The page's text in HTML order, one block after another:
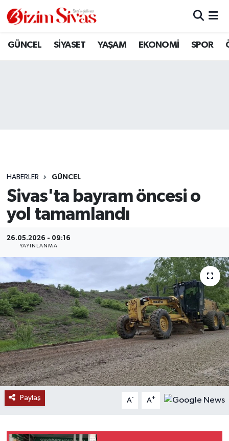
GÜNCEL SİYASET YAŞAM EKONOMİ SPOR
HABERLER GÜNCEL
Sivas'ta bayram öncesi o
yol tamamlandı
26.05.2026 - 09:16
YAYINLANMA
Paylaş A- A+
ARAMIZDAN AYRILANLAR
GÜNCEL
KÜLTÜR
MAGAZİN
ÖZEL HABER
RESMİ İLANLAR
SAĞLIK
SİYASET
SOSYAL YARDIMLAR
SPONSORLU YAZI
SPOR
Sivas Nöbetçi Eczaneler
Son Dakika Haberleri
Haber Arşivi